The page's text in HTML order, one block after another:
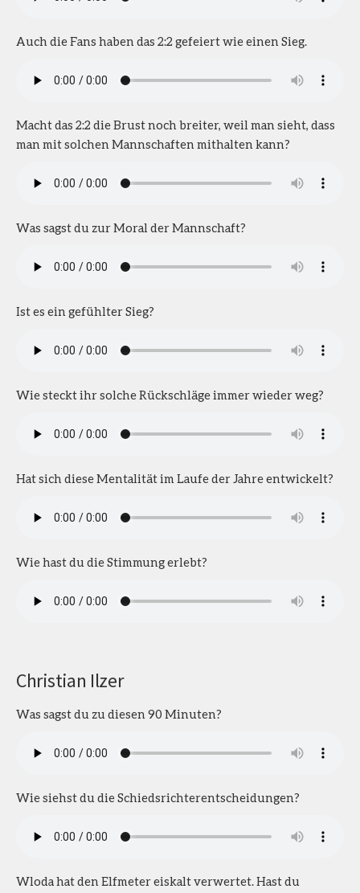
Auch die Fans haben das 2:2 gefeiert wie einen Sieg.
Macht das 2:2 die Brust noch breiter, weil man sieht, dass
man mit solchen Mannschaften mithalten kann?
Was sagst du zur Moral der Mannschaft?
Ist es ein gefühlter Sieg?
Wie steckt ihr solche Rückschläge immer wieder weg?
Hat sich diese Mentalität im Laufe der Jahre entwickelt?
Wie hast du die Stimmung erlebt?
Christian Ilzer
Was sagst du zu diesen 90 Minuten?
Wie siehst du die Schiedsrichterentscheidungen?
Wloda hat den Elfmeter eiskalt verwertet. Hast du